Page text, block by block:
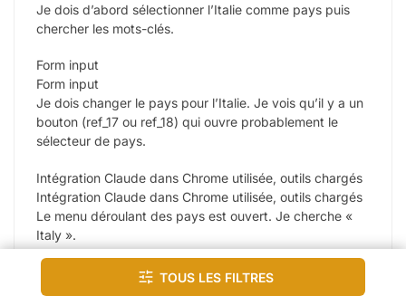
Tous les filtres
Je dois d’abord sélectionner l’Italie comme pays puis
chercher les mots-clés.
Form input
Form input
Je dois changer le pays pour l’Italie. Je vois qu’il y a un
bouton (ref_17 ou ref_18) qui ouvre probablement le
sélecteur de pays.
Intégration Claude dans Chrome utilisée, outils chargés
Intégration Claude dans Chrome utilisée, outils chargés
Le menu déroulant des pays est ouvert. Je cherche «
Italy ».
Intégration Claude dans Chrome utilisée
Intégration Claude dans Chrome utilisée